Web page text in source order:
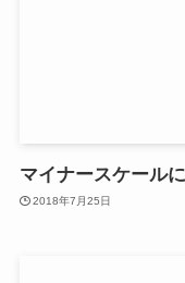
マイナースケール
2018年7月25日